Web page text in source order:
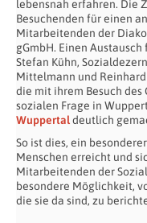
lebensnah erfahren. Die
Besuchenden für einen
Mitarbeitenden der
gGmbH. Einen
Stefan Kühn,
Mittelmann und
die mit ihrem Besuch
sozialen Frage in
Wuppertaldeutlich
So ist dies, ein
Menschen erreicht und
Mitarbeitenden der
besondere Möglichkeit,
die sie da sind, zu